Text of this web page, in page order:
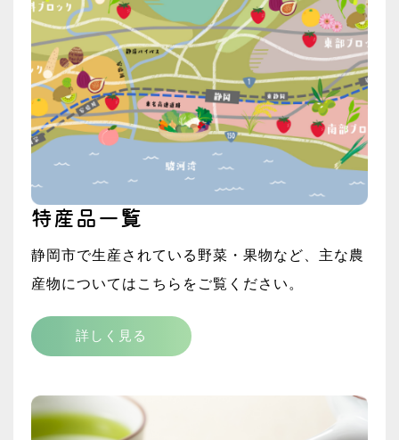
特産品一覧
静岡市で生産されている野菜・果物など、主な農
産物についてはこちらをご覧ください。
詳しく見る